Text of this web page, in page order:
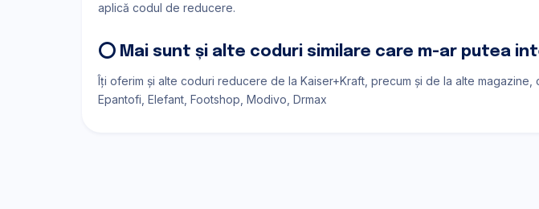
aplică codul de reducere.
⭕ Mai sunt și alte coduri similare care m-ar putea
Îți oferim și alte coduri reducere de la Kaiser+Kraft, precum și de la alte magazine,
Epantofi Elefant Footshop Modivo Drmax